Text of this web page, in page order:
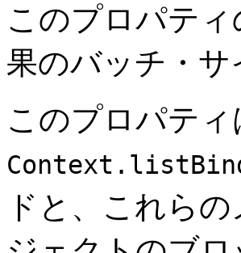
このプロパテ
果のバッチ・サ
このプロパティ
ドと、これら